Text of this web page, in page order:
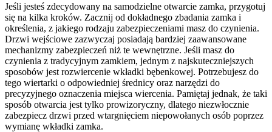
Jeśli jesteś zdecydowany na samodzielne otwarcie zamka, przygotuj
się na kilka kroków. Zacznij od dokładnego zbadania zamka i
określenia, z jakiego rodzaju zabezpieczeniami masz do czynienia.
Drzwi wejściowe zazwyczaj posiadają bardziej zaawansowane
mechanizmy zabezpieczeń niż te wewnętrzne. Jeśli masz do
czynienia z tradycyjnym zamkiem, jednym z najskuteczniejszych
sposobów jest rozwiercenie wkładki bębenkowej. Potrzebujesz do
tego wiertarki o odpowiedniej średnicy oraz narzędzi do
precyzyjnego oznaczenia miejsca wiercenia. Pamiętaj jednak, że taki
sposób otwarcia jest tylko prowizoryczny, dlatego niezwłocznie
zabezpiecz drzwi przed wtargnięciem niepowołanych osób poprzez
wymianę wkładki zamka.